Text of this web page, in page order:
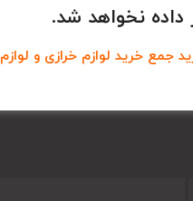
داده نخواهد شد.
جمع خرید لوازم خرازی و لوازم